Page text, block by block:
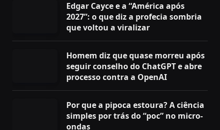
Edgar Cayce e a “América após
2027”: o que diz a profecia sombria
que voltou a viralizar
Homem diz que quase morreu após
seguir conselho do ChatGPT e abre
processo contra a OpenAI
Por que a pipoca estoura? A ciência
simples por trás do “poc” no micro-
ondas